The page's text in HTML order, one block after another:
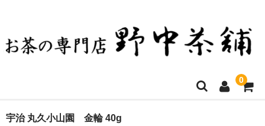
0
ホーム
宇治 丸久小山園 金輪 40g